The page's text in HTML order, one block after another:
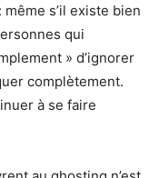
même s’il existe bien
qui
» d’ignorer
complètement.
à se faire